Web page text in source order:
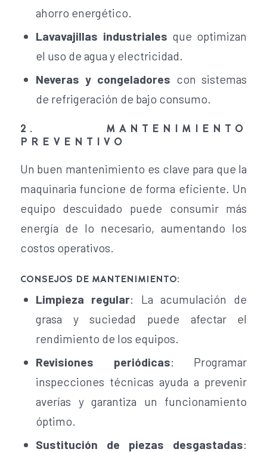
ahorro energético.
Lavavajillas industriales que optimizan
el uso de agua y electricidad.
Neveras y congeladores con sistemas
de refrigeración de bajo consumo.
2. MANTENIMIENTO
PREVENTIVO
Un buen mantenimiento es clave para que la
maquinaria funcione de forma eficiente. Un
equipo descuidado puede consumir más
energía de lo necesario, aumentando los
costos operativos.
CONSEJOS DE MANTENIMIENTO:
Limpieza regular: La acumulación de
grasa y suciedad puede afectar el
rendimiento de los equipos.
Revisiones periódicas: Programar
inspecciones técnicas ayuda a prevenir
averías y garantiza un funcionamiento
óptimo.
Sustitución de piezas desgastadas: